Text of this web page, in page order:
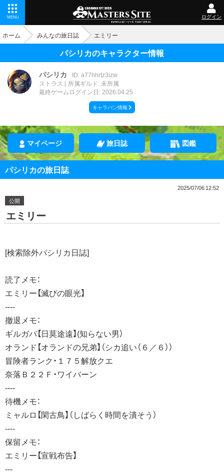
MENU ログイン
ホーム みんなの旅日誌 エミリー
パシリカのキャラクター情報
パシリカ
ID: a77hhrtz3izw
ストラス
所属ギルド: 未所属
最終ゲームログイン日: 2026.04.25
キャラバン情報
マイページ 旅日誌 図鑑
パシリカの旅日誌
2025/07/06 12:52
公開
エミリー
[検索除外パシリカ日誌]
読了メモ：
エミリー【滅びの眼光】
----
撤退メモ：
ギルガバ【日莫途遠】(知らない男）
オランド【オランドの兄弟】（シカ追い（６／６））
冒険者ランク・１７５解放クエ
奈落Ｂ２２Ｆ・ワイバーン
----
待機メモ：
ミャルロ【閑古鳥】（しばらく時間を潰そう）
----
保留メモ：
エミリー【宣戦布告】
---